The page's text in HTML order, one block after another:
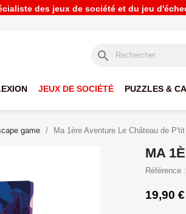
des jeux de société et du jeu
search
JEUX DE SOCIÉTÉ PUZZLES &
game Ma 1ère Aventure Le Château de
MA
Référence
19,90 €